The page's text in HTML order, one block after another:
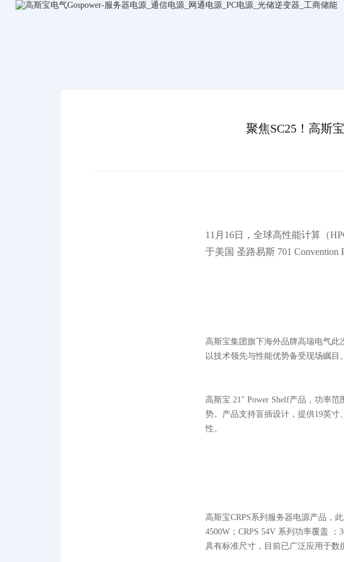
聚焦SC25！高斯
11月16日，全球高性能计算（
于美国 圣路易斯 701 Convention
高斯宝集团旗下海外品牌高瑞电气此
以技术领先与性能优势备受现场瞩目。
高斯宝 21" Power Shelf产品，功率
势。产品支持盲插设计，提供19英寸
性。
高斯宝CRPS系列服务器电源产品，
4500W；CRPS 54V 系列功率覆盖
具有标准尺寸，目前已广泛应用于数